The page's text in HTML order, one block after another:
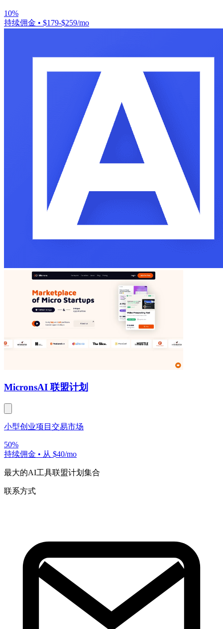
10%
持续佣金 • $179-$259/mo
MicronsAI 联盟计划
小型创业项目交易市场
50%
持续佣金 • 从 $40/mo
最大的AI工具联盟计划集合
联系方式